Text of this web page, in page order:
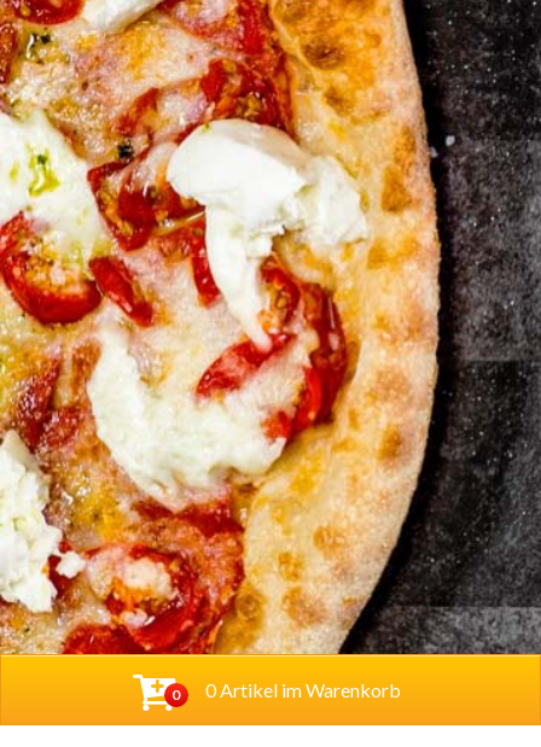
0 0 Artikel im Warenkorb